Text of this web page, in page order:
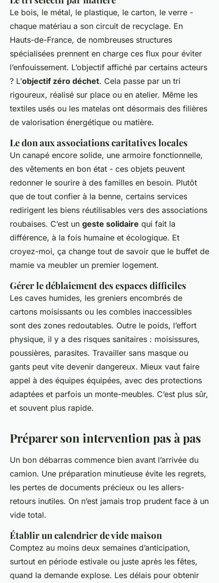
Le bois, le métal, le plastique, le carton, le verre -
chaque matériau a son circuit de recyclage. En
Hauts-de-France, de nombreuses structures
spécialisées prennent en charge ces flux pour éviter
l’enfouissement. L’objectif affiché par certains acteurs
? L’objectif zéro déchet. Cela passe par un tri
rigoureux, réalisé sur place ou en atelier. Même les
textiles usés ou les matelas ont désormais des filières
de valorisation énergétique ou matière.
Le don aux associations caritatives locales
Un canapé encore solide, une armoire fonctionnelle,
des vêtements en bon état - ces objets peuvent
redonner le sourire à des familles en besoin. Plutôt
que de tout confier à la benne, certains services
redirigent les biens réutilisables vers des associations
roubaises. C’est un geste solidaire qui fait la
différence, à la fois humaine et écologique. Et
croyez-moi, ça change tout de savoir que le buffet de
mamie va meubler un premier logement.
Gérer le déblaiement des espaces difficiles
Les caves humides, les greniers encombrés de
cartons moisissants ou les combles inaccessibles
sont des zones redoutables. Outre le poids, l’effort
physique, il y a des risques sanitaires : moisissures,
poussières, parasites. Travailler sans masque ou
gants peut vite devenir dangereux. Mieux vaut faire
appel à des équipes équipées, avec des protections
adaptées et parfois un monte-meubles. C’est plus sûr,
et souvent plus rapide.
Préparer son intervention pas à pas
Un bon débarras commence bien avant l’arrivée du
camion. Une préparation minutieuse évite les regrets,
les pertes de documents précieux ou les allers-
retours inutiles. On n’est jamais trop prudent face à un
vide total.
Établir un calendrier de vide maison
Comptez au moins deux semaines d’anticipation,
surtout en période estivale ou juste après les fêtes,
quand la demande explose. Les délais pour obtenir